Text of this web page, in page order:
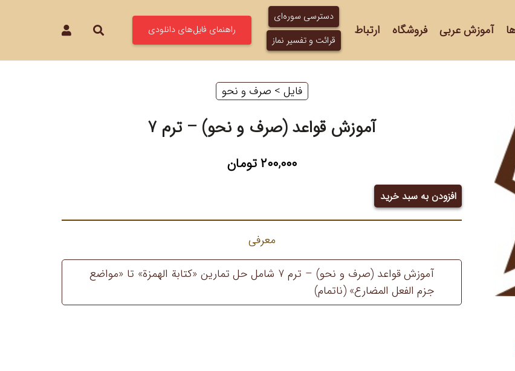
آموزش عربی فروشگاه ارتباط
دسترسی سوره‌ای
قرائت و تفسیر نماز
راهنمای فایل‌های دانلودی
صرف و نحو ‌ > ‌ فایل
آموزش قواعد (صرف و نحو) – ترم 7
۲۰۰,۰۰۰تومان
آموزش
قواعد
ترم
افزودن به سبد خرید
معرفی
آموزش قواعد (صرف و نحو) – ترم 7 شامل حل تمارین «كتابة الهمزة» تا «مواضع
جزم الفعل المضارع‏» (ناتمام)